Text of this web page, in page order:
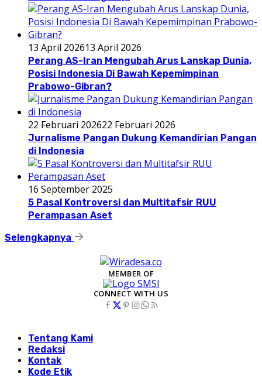
13 April 202613 April 2026
Perang AS-Iran Mengubah Arus Lanskap Dunia,
Posisi Indonesia Di Bawah Kepemimpinan
Prabowo-Gibran?
22 Februari 202622 Februari 2026
Jurnalisme Pangan Dukung Kemandirian Pangan
di Indonesia
16 September 2025
5 Pasal Kontroversi dan Multitafsir RUU
Perampasan Aset
Selengkapnya
MEMBER OF
CONNECT WITH US
Tentang Kami
Redaksi
Kontak
Kode Etik